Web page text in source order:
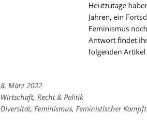
Heutzutage
Jahren, ein
Feminismus
Antwort findet
folgenden
8. März 2022
Links
zu
Wirtschaft, Recht & Politik
Links
Diversität, Feminismus, Feministischer